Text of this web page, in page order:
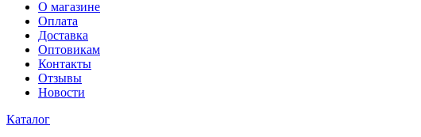
О магазине
Оплата
Доставка
Оптовикам
Контакты
Отзывы
Новости
Каталог